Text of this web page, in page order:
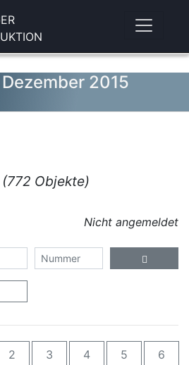
2015
Objekte)
Nicht angemeldet
2 3 4 5 6